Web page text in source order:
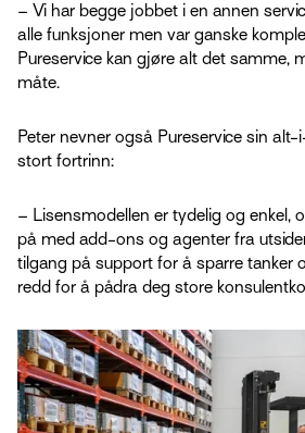
– Vi har begge jobbet i en annen
alle funksjoner men var ganske
Pureservice kan gjøre alt det samme,
måte.
Peter nevner også Pureservice sin
stort fortrinn:
– Lisensmodellen er tydelig og enkel,
på med add-ons og agenter fra
tilgang på support for å sparre tanker
redd for å pådra deg store